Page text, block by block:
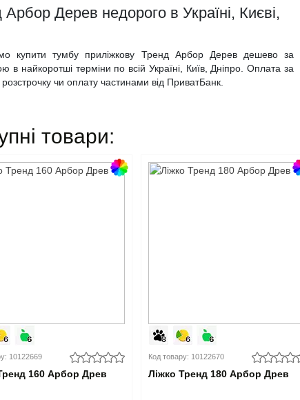
Дерев недорого в Україні, Києві,
купити тумбу приліжкову Тренд Арбор Дерев дешево за
в найкоротші терміни по всій Україні, Київ, Дніпро. Оплата за
розстрочку чи оплату частинами від ПриватБанк.
товари:
10122669
160 Арбор Древ
Код товару: 10122670
Ліжко Тренд 180 Арбор Древ